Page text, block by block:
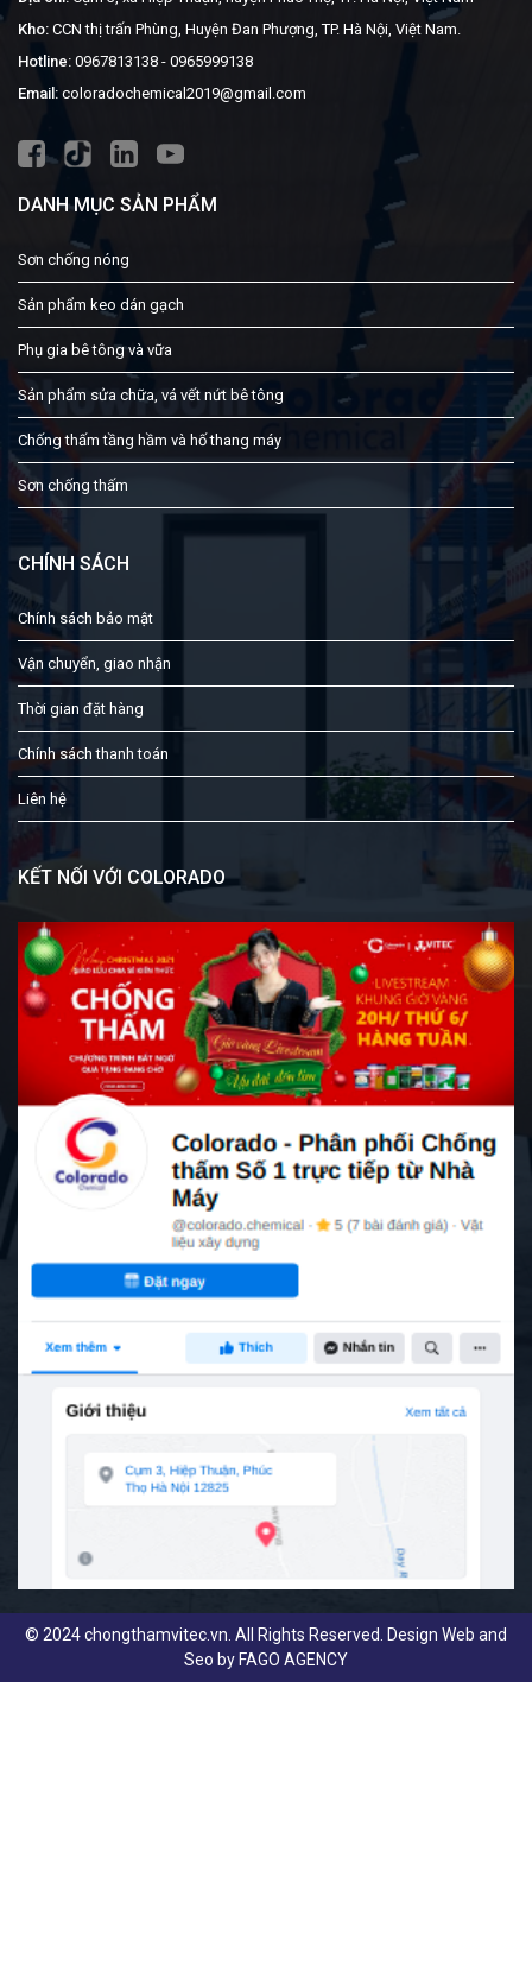
Kho: CCN thị trấn Phùng, Huyện Đan Phượng, TP. Hà Nội, Việt Nam.
Hotline: 0967813138 - 0965999138
Email: coloradochemical2019@gmail.com
DANH MỤC SẢN PHẨM
Sơn chống nóng
Sản phẩm keo dán gạch
Phụ gia bê tông và vữa
Sản phẩm sửa chữa, vá vết nứt bê tông
Chống thấm tầng hầm và hố thang máy
Sơn chống thấm
CHÍNH SÁCH
Chính sách bảo mật
Vận chuyển, giao nhận
Thời gian đặt hàng
Chính sách thanh toán
Liên hệ
KẾT NỐI VỚI COLORADO
© 2024 chongthamvitec.vn. All Rights Reserved. Design Web and
Seo by FAGO AGENCY